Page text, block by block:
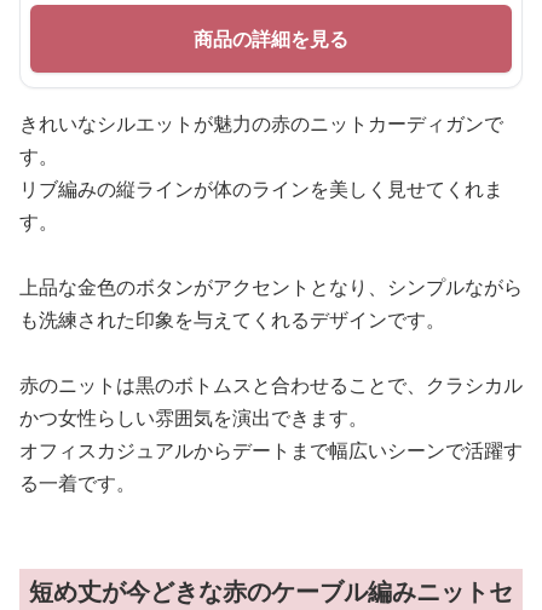
商品の詳細を見る
きれいなシルエットが魅力の赤のニットカーディガンで
す。
リブ編みの縦ラインが体のラインを美しく見せてくれま
す。
上品な金色のボタンがアクセントとなり、シンプルながら
も洗練された印象を与えてくれるデザインです。
赤のニットは黒のボトムスと合わせることで、クラシカル
かつ女性らしい雰囲気を演出できます。
オフィスカジュアルからデートまで幅広いシーンで活躍す
る一着です。
短め丈が今どきな赤のケーブル編みニットセ